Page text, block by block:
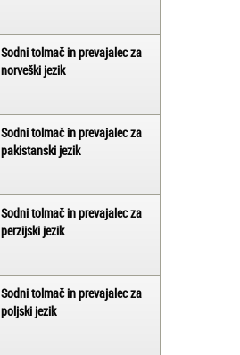
Sodni tolmač in prevajalec za
norveški jezik
Sodni tolmač in prevajalec za
pakistanski jezik
Sodni tolmač in prevajalec za
perzijski jezik
Sodni tolmač in prevajalec za
poljski jezik